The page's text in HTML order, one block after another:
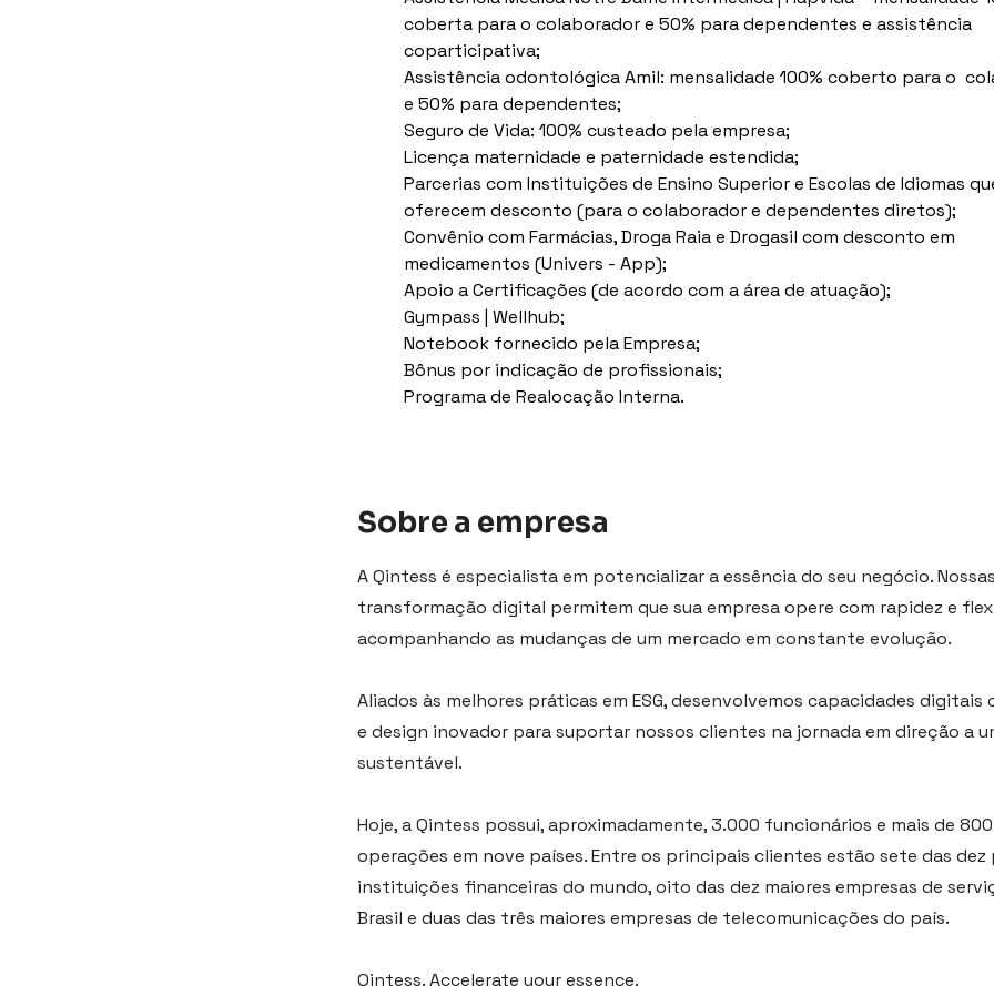
coberta para o colaborador e 50% para dependentes e assistência
coparticipativa;
Assistência odontológica Amil: mensalidade 100% coberto para o
e 50% para dependentes;
Seguro de Vida: 100% custeado pela empresa;
Licença maternidade e paternidade estendida;
Parcerias com Instituições de Ensino Superior e Escolas de Idiomas
oferecem desconto (para o colaborador e dependentes diretos);
Convênio com Farmácias, Droga Raia e Drogasil com desconto em
medicamentos (Univers - App);
Apoio a Certificações (de acordo com a área de atuação);
Gympass | Wellhub;
Notebook fornecido pela Empresa;
Bônus por indicação de profissionais;
Programa de Realocação Interna.
Sobre a empresa
A Qintess é especialista em potencializar a essência do seu negócio.
transformação digital permitem que sua empresa opere com rapidez e
acompanhando as mudanças de um mercado em constante evolução.
Aliados às melhores práticas em ESG, desenvolvemos capacidades
e design inovador para suportar nossos clientes na jornada em direção a
sustentável.
Hoje, a Qintess possui, aproximadamente, 3.000 funcionários e mais de
operações em nove países. Entre os principais clientes estão sete das dez
instituições financeiras do mundo, oito das dez maiores empresas de
Brasil e duas das três maiores empresas de telecomunicações do país.
Qintess. Accelerate your essence.